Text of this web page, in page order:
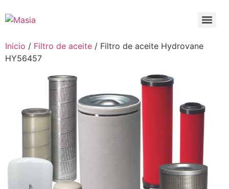
Inicio / Filtro de aceite / Filtro de aceite Hydrovane
HY56457